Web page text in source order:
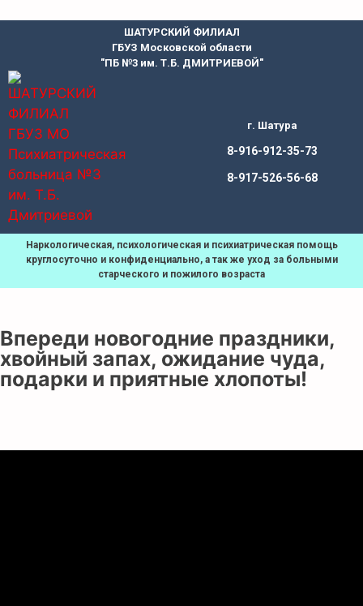
ШАТУРСКИЙ ФИЛИАЛ
ГБУЗ Московской области
"ПБ №3 им. Т.Б. ДМИТРИЕВОЙ"
г. Шатура
8-916-912-35-73
8-917-526-56-68
Наркологическая, психологическая и психиатрическая помощь
круглосуточно и конфиденциально, а так же уход за больными
старческого и пожилого возраста
Впереди новогодние праздники,
хвойный запах, ожидание чуда,
подарки и приятные хлопоты!